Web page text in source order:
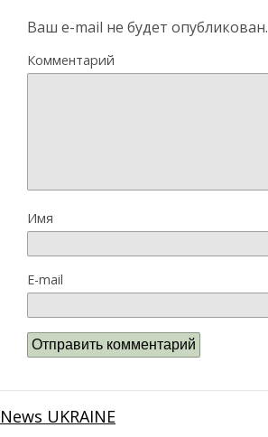
Ваш e-mail не будет опубликован.
Комментарий
Имя
E-mail
News UKRAINE